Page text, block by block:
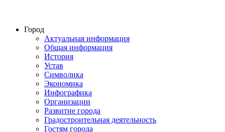
Город
Актуальная информация
Общая информация
История
Устав
Символика
Экономика
Инфографика
Организации
Развитие города
Градостроительная деятельность
Гостям города